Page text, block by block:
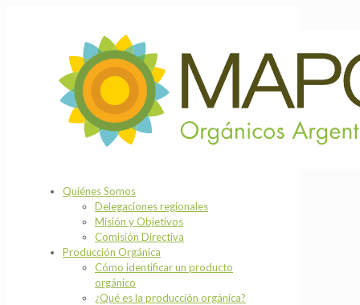
Quiénes Somos
Delegaciones regionales
Misión y Objetivos
Comisión Directiva
Producción Orgánica
Cómo identificar un producto
orgánico
¿Qué es la producción orgánica?